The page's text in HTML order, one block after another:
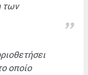
των
οποίο